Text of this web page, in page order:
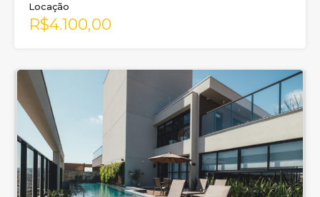
Locação
R$4.100,00